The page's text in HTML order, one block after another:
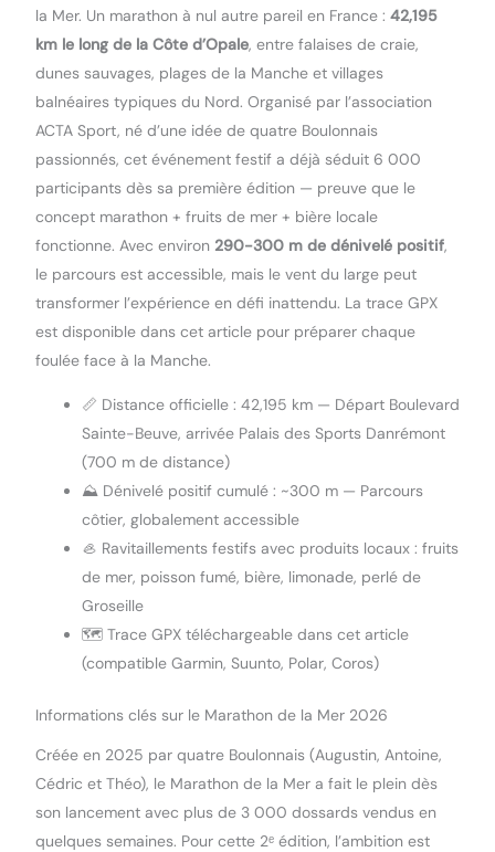
la Mer. Un marathon à nul autre pareil en France : 42,195
km le long de la Côte d’Opale, entre falaises de craie,
dunes sauvages, plages de la Manche et villages
balnéaires typiques du Nord. Organisé par l’association
ACTA Sport, né d’une idée de quatre Boulonnais
passionnés, cet événement festif a déjà séduit 6 000
participants dès sa première édition — preuve que le
concept marathon + fruits de mer + bière locale
fonctionne. Avec environ 290-300 m de dénivelé positif,
le parcours est accessible, mais le vent du large peut
transformer l’expérience en défi inattendu. La trace GPX
est disponible dans cet article pour préparer chaque
foulée face à la Manche.
📏 Distance officielle : 42,195 km — Départ Boulevard
Sainte-Beuve, arrivée Palais des Sports Danrémont
(700 m de distance)
⛰️ Dénivelé positif cumulé : ~300 m — Parcours
côtier, globalement accessible
🦪 Ravitaillements festifs avec produits locaux : fruits
de mer, poisson fumé, bière, limonade, perlé de
Groseille
🗺️ Trace GPX téléchargeable dans cet article
(compatible Garmin, Suunto, Polar, Coros)
Informations clés sur le Marathon de la Mer 2026
Créée en 2025 par quatre Boulonnais (Augustin, Antoine,
Cédric et Théo), le Marathon de la Mer a fait le plein dès
son lancement avec plus de 3 000 dossards vendus en
quelques semaines. Pour cette 2ᵉ édition, l’ambition est